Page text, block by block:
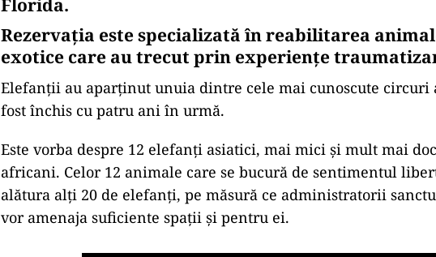
Florida.
Rezervația este specializată în reabilitarea
exotice care au trecut prin experiențe
Elefanții au aparținut unuia dintre cele mai cunoscute circuri
fost închis cu patru ani în urmă.
Este vorba despre 12 elefanți asiatici, mai mici și mult mai
africani. Celor 12 animale care se bucură de sentimentul
alătura alți 20 de elefanți, pe măsură ce administratorii
vor amenaja suficiente spații și pentru ei.